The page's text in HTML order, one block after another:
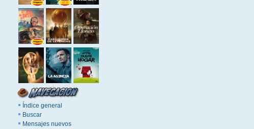
Índice general
Buscar
Mensajes nuevos